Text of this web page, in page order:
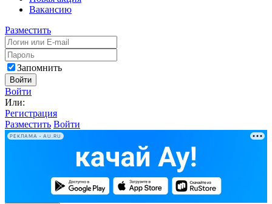
Вакансию
Разместить
Запомнить
Войти
Войти
Или:
Регистрация
Разместить Войти
РЕКЛАМА • AU.RU